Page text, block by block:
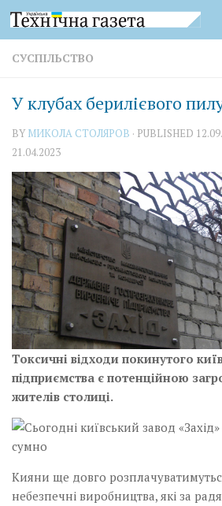
Skip to content
СУСПІЛЬСТВО
У клубах берилієвого
BY МИКОЛА СТОЛЯРОВ · PUBLISHED
21.04.2023
Токсичні відходи покинутого
підприємства є потенційною
жителів столиці.
Кияни ще довго
небезпечні виробництва, які за